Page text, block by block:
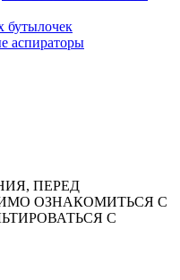
бутылочек
аспираторы
ПЕРЕД
ОЗНАКОМИТЬСЯ С
С